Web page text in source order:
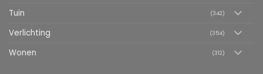
Tuin (342)
Verlichting (354)
Wonen (312)